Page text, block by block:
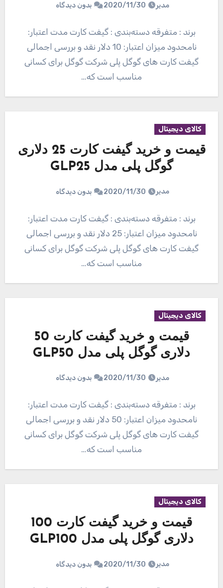
مدیر 2020/11/30 بدون دیدگاه
برند : متفرقه دسته‌بندی : گیفت کارت مدت اعتبار:
نامحدود میزان اعتبار: 10 دلار نقد و بررسی اجمالی
گیفت کارت های گوگل پلی شرکت گوگل برای کسانی
مناسب است که…
کالای دیجیتال
قیمت و خرید گیفت کارت 25 دلاری
گوگل پلی مدل GLP25
مدیر 2020/11/30 بدون دیدگاه
برند : متفرقه دسته‌بندی : گیفت کارت مدت اعتبار:
نامحدود میزان اعتبار: 25 دلار نقد و بررسی اجمالی
گیفت کارت های گوگل پلی شرکت گوگل برای کسانی
مناسب است که…
کالای دیجیتال
قیمت و خرید گیفت کارت 50
دلاری گوگل پلی مدل GLP50
مدیر 2020/11/30 بدون دیدگاه
برند : متفرقه دسته‌بندی : گیفت کارت مدت اعتبار:
نامحدود میزان اعتبار: 50 دلار نقد و بررسی اجمالی
گیفت کارت های گوگل پلی شرکت گوگل برای کسانی
مناسب است که…
کالای دیجیتال
قیمت و خرید گیفت کارت 100
دلاری گوگل پلی مدل GLP100
مدیر 2020/11/30 بدون دیدگاه